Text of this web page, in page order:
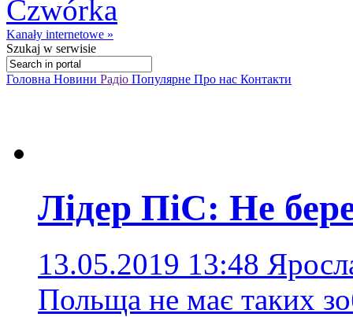
Kanały internetowe »
Szukaj w serwisie
Головна Новини Радіо Популярне Про нас Контакти
Лідер ПіС: Не
13.05.2019 13:48
Польща не має таких